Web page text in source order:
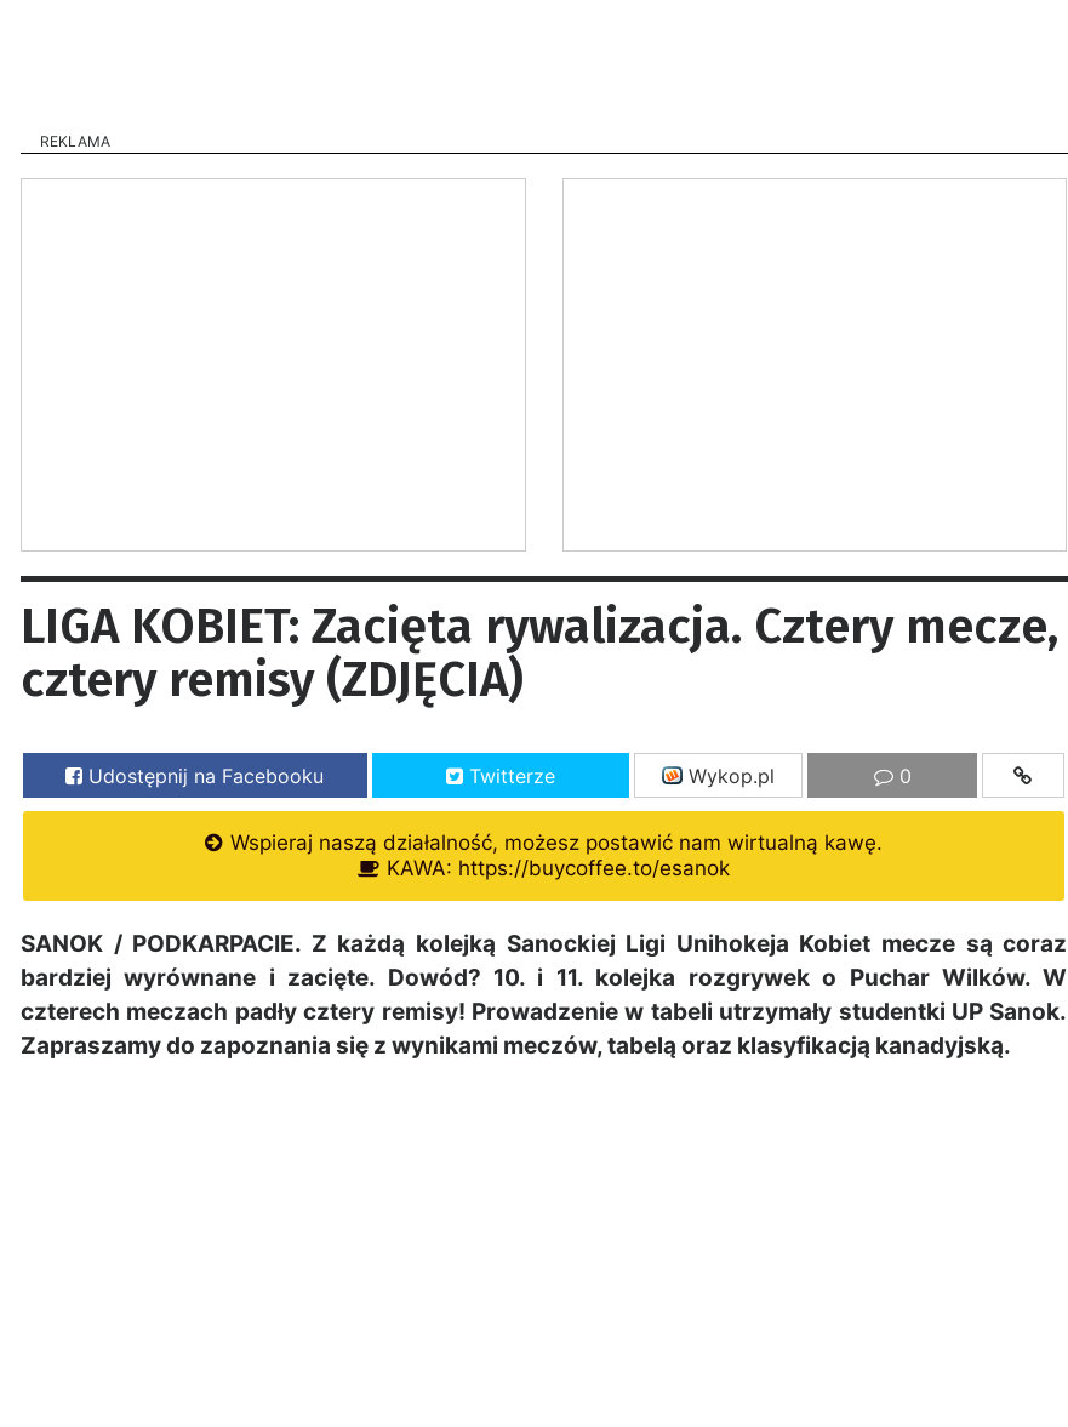
REKLAMA
LIGA KOBIET: Zacięta rywalizacja. Cztery mecze,
cztery remisy (ZDJĘCIA)
Udostępnij na Facebooku Twitterze Wykop.pl 0
Wspieraj naszą działalność, możesz postawić nam wirtualną kawę.
KAWA: https://buycoffee.to/esanok
SANOK / PODKARPACIE. Z każdą kolejką Sanockiej Ligi Unihokeja Kobiet mecze są coraz
bardziej wyrównane i zacięte. Dowód? 10. i 11. kolejka rozgrywek o Puchar Wilków. W
czterech meczach padły cztery remisy! Prowadzenie w tabeli utrzymały studentki UP Sanok.
Zapraszamy do zapoznania się z wynikami meczów, tabelą oraz klasyfikacją kanadyjską.